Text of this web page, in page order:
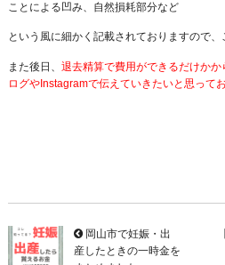
ことによる凹み、自然損耗部分など
という風に細かく記載されておりますので
また後日、 退去精算で費用ができるだけか
ログやInstagramで伝えていきたいと思って
岡山市で妊娠・出
産したときの一時金を